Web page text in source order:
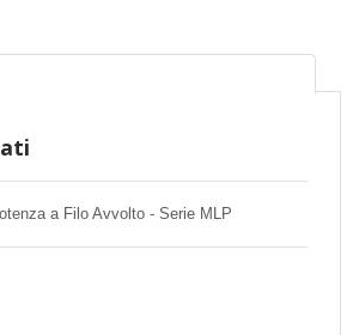
a Filo Avvolto - Serie MLP